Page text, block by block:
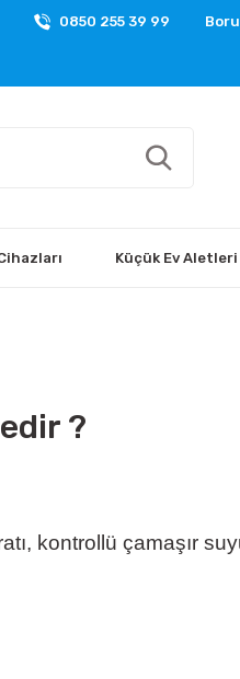
0850 255 39 99
Küçük Ev Aletleri
?
kontrollü çamaşır